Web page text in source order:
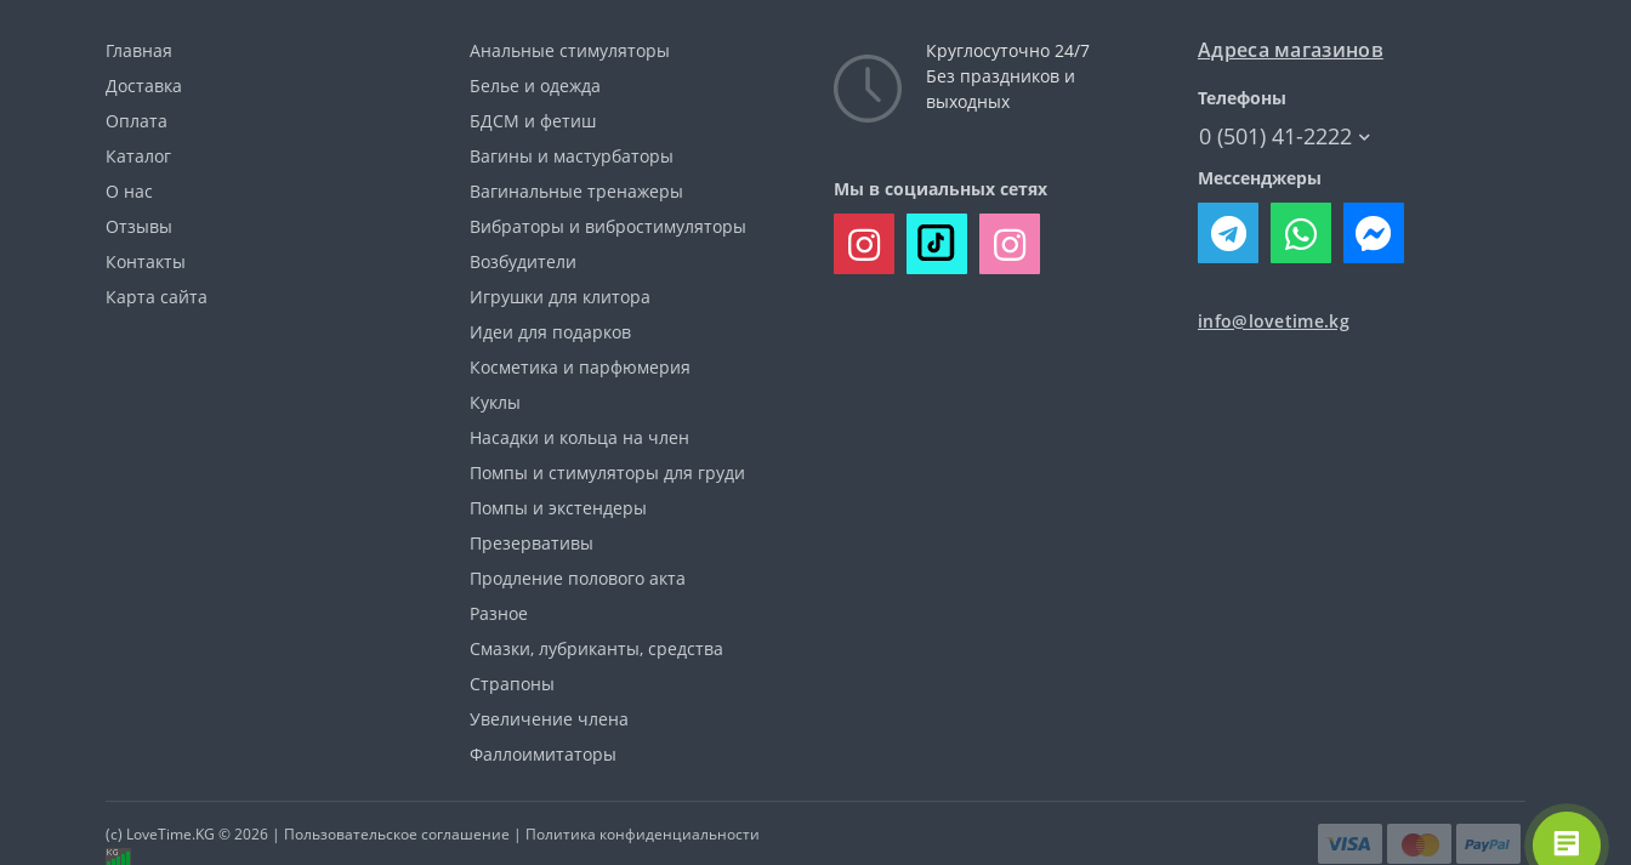
Главная
Доставка
Оплата
Каталог
О нас
Отзывы
Контакты
Карта сайта
Анальные стимуляторы
Белье и одежда
БДСМ и фетиш
Вагины и мастурбаторы
Вагинальные тренажеры
Вибраторы и вибростимуляторы
Возбудители
Игрушки для клитора
Идеи для подарков
Косметика и парфюмерия
Куклы
Насадки и кольца на член
Помпы и стимуляторы для груди
Помпы и экстендеры
Презервативы
Продление полового акта
Разное
Смазки, лубриканты, средства
Страпоны
Увеличение члена
Фаллоимитаторы
Круглосуточно 24/7
Без праздников и
выходных
Мы в социальных сетях
Адреса магазинов
Телефоны
0 (501) 41-2222
Мессенджеры
info@lovetime.kg
(c) LoveTime.KG © 2026 | Пользовательское соглашение | Политика конфиденциальности